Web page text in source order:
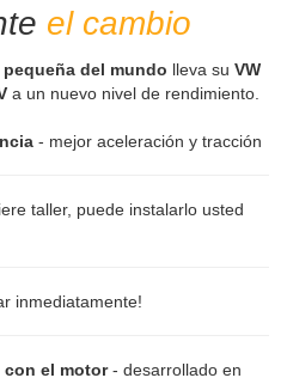
el cambio
del mundo lleva su VW
a un nuevo nivel de rendimiento.
- mejor aceleración y tracción
taller, puede instalarlo usted
inmediatamente!
con el motor- desarrollado en